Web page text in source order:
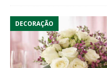
DECORAÇÃO